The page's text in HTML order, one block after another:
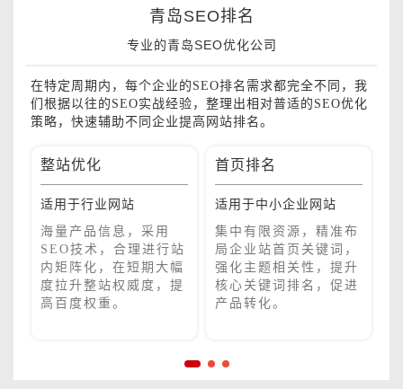
青岛SEO排名
专业的青岛SEO优化公司
在特定周期内，每个企业的SEO排名需求都完全不同，我
们根据以往的SEO实战经验，整理出相对普适的SEO优化
策略，快速辅助不同企业提高网站排名。
整站优化
适用于行业网站
海量产品信息，采用
SEO技术，合理进行站
内矩阵化，在短期大幅
度拉升整站权威度，提
高百度权重。
首页排名
适用于中小企业网站
集中有限资源，精准布
局企业站首页关键词，
强化主题相关性，提升
核心关键词排名，促进
产品转化。